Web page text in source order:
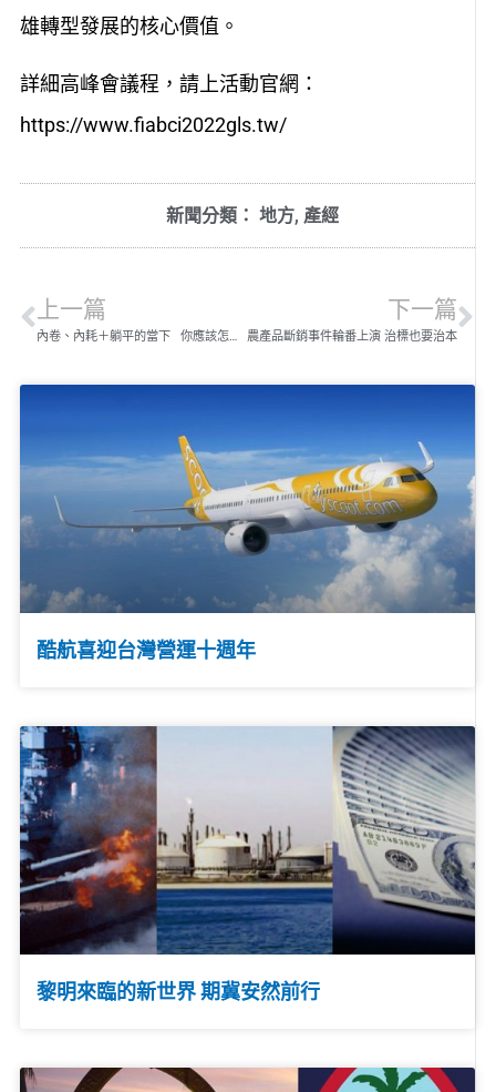
雄轉型發展的核心價值。
詳細高峰會議程，請上活動官網：
https://www.fiabci2022gls.tw/
新聞分類： 地方, 產經
上一篇
內卷、內耗＋躺平的當下 你應該怎麼做？
下一篇
農產品斷銷事件輪番上演 治標也要治本
酷航喜迎台灣營運十週年
黎明來臨的新世界 期冀安然前行